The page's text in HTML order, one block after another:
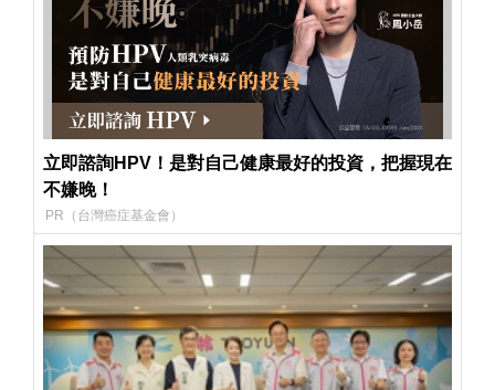
立即諮詢HPV！是對自己健康最好的投資，把握現在
不嫌晚！
PR（台灣癌症基金會）